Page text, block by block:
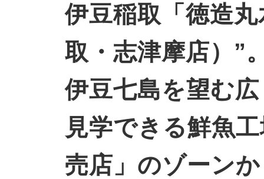
伊豆稲取「徳造
取・志津摩店）”
伊豆七島を望む
見学できる鮮魚
売店」のゾーン